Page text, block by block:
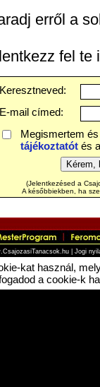
erről a
fel te
Keresztneved:
E-mail címed:
Megismertem
tájékoztatót és
(Jelentkezésed a
A későbbiekben, ha
| Jogi
kat használ,
a cookie-k